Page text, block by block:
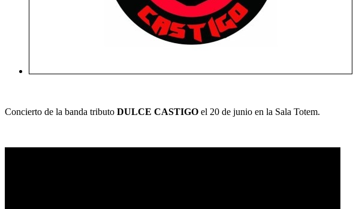
Concierto de la banda tributo DULCE CASTIGO el 20 de junio en la Sala Totem.